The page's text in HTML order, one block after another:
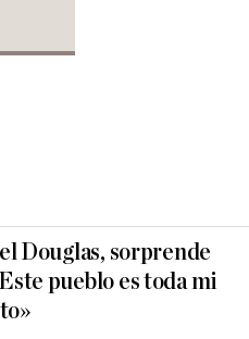
Douglas, sorprende
pueblo es toda mi